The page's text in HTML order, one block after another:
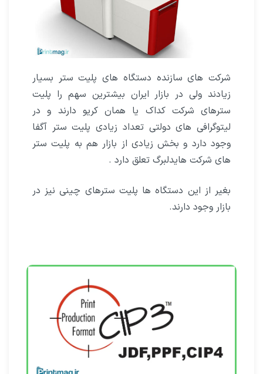
شرکت های سازنده دستگاه های پلیت ستر بسیار
زیادند ولی در بازار ایران بیشترین سهم را پلیت
سترهای شرکت کداک یا همان کریو دارند و در
لیتوگرافی های دولتی تعداد زیادی پلیت ستر آگفا
وجود دارد و بخش زیادی از بازار هم به پلیت ستر
های شرکت هایدلبرگ تعلق دارد .
بغیر از این دستگاه ها پلیت سترهای چینی نیز در
بازار وجود دارند.